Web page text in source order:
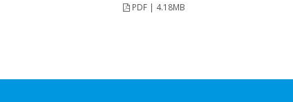
PDF | 4.18MB